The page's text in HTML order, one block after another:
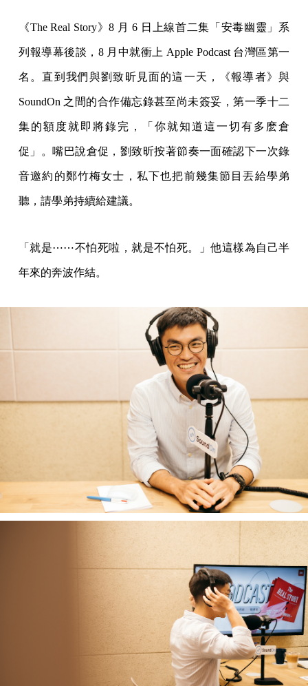
《The Real Story》8 月 6 日上線首二集「安毒幽靈」系
列報導幕後談，8 月中就衝上 Apple Podcast 台灣區第一
名。直到我們與劉致昕見面的這一天，《報導者》與
SoundOn 之間的合作備忘錄甚至尚未簽妥，第一季十二
集的額度就即將錄完，「你就知道這一切有多麽倉
促」。嘴巴說倉促，劉致昕按著節奏一面確認下一次錄
音邀約的鄭竹梅女士，私下也把前幾集節目丟給學弟
聽，請學弟持續給建議。
「就是⋯⋯不怕死啦，就是不怕死。」他這樣為自己半
年來的奔波作結。